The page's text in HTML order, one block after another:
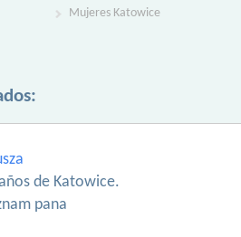
Mujeres Katowice
de Katowice.
pana